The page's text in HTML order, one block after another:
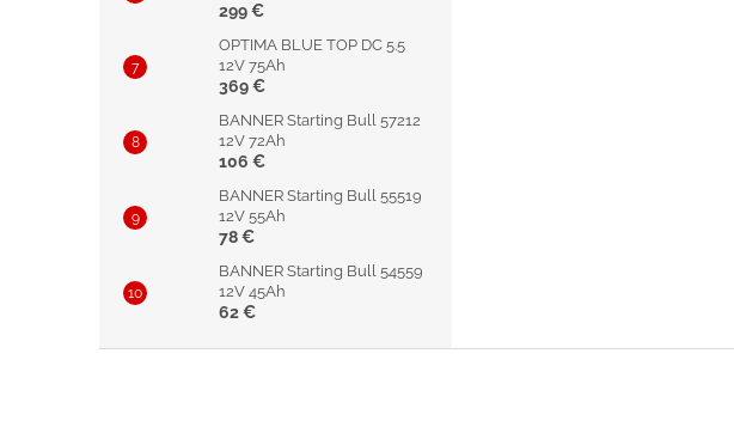
299 €
OPTIMA BLUE TOP DC 5.5
12V 75Ah
369 €
BANNER Starting Bull 57212
12V 72Ah
106 €
BANNER Starting Bull 55519
12V 55Ah
78 €
BANNER Starting Bull 54559
12V 45Ah
62 €